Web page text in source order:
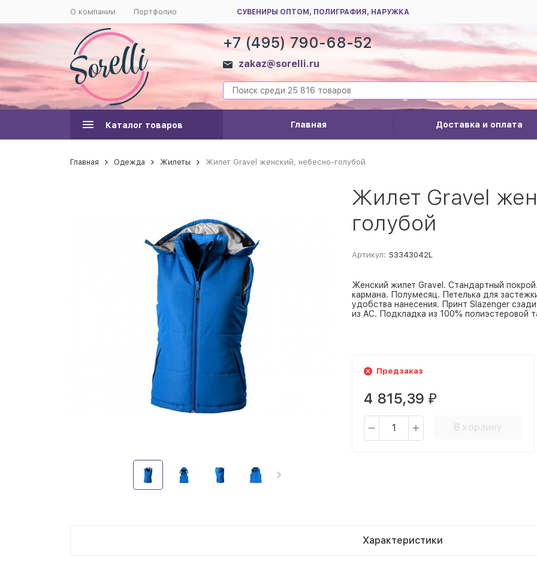
О компании Портфолио СУВЕНИРЫ ОПТОМ, ПОЛИГРАФИЯ, НАРУЖКА
+7 (495) 790-68-52
zakaz@sorelli.ru
Каталог товаров Главная Доставка и оплата
Главная Одежда Жилеты Жилет Gravel женский, небесно-голубой
Жилет Gravel
голубой
Артикул: S3343042L
Женский жилет Gravel. Стандартный
кармана. Полумесяц. Петелька для
удобства нанесения. Принт Slazenger
из AC. Подкладка из 100% полиэстеровой
Предзаказ
4 815,39 ₽
В корзину
Характеристики